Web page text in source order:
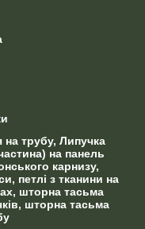
на трубу, Липучка
на панель
карнизу,
петлі з тканини на
шторна тасьма
шторна тасьма